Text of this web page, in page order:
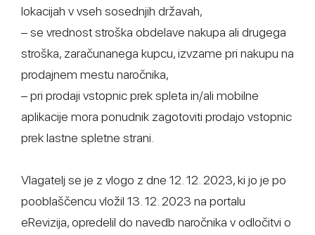
lokacijah v vseh sosednjih državah,
– se vrednost stroška obdelave nakupa ali drugega
stroška, zaračunanega kupcu, izvzame pri nakupu na
prodajnem mestu naročnika,
– pri prodaji vstopnic prek spleta in/ali mobilne
aplikacije mora ponudnik zagotoviti prodajo vstopnic
prek lastne spletne strani.
Vlagatelj se je z vlogo z dne 12. 12. 2023, ki jo je po
pooblaščencu vložil 13. 12. 2023 na portalu
eRevizija, opredelil do navedb naročnika v odločitvi o